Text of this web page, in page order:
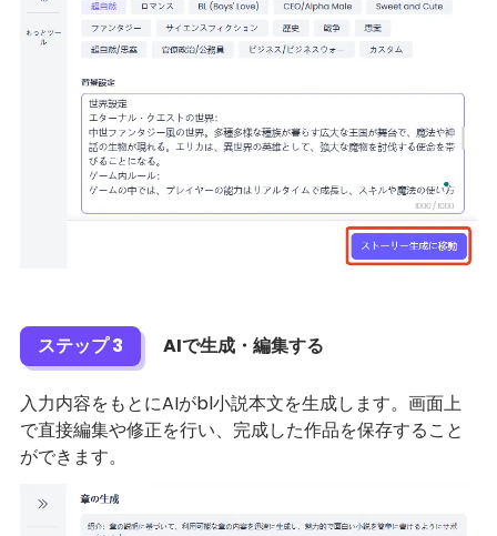
ステップ 3 AIで生成・編集する
入力内容をもとにAIがbl小説本文を生成します。画面上
で直接編集や修正を行い、完成した作品を保存すること
ができます。